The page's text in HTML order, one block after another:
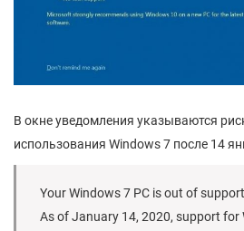
В окне уведомления указываются
использования Windows 7 после 14
Your Windows 7 PC is out of support
As of January 14, 2020, support for